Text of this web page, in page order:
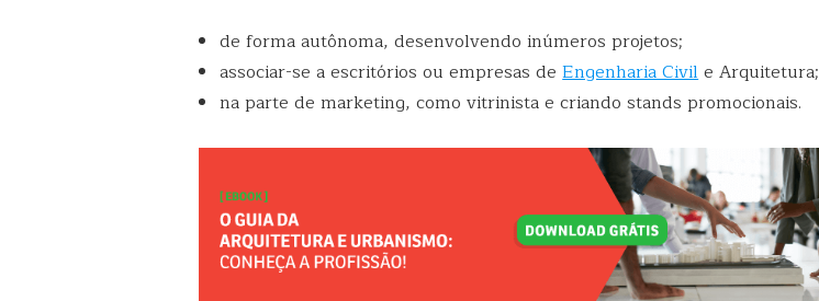
de forma autônoma, desenvolvendo inúmeros projetos;
associar-se a escritórios ou empresas deEngenharia Civile Arquitetura;
na parte de marketing, como vitrinista e criando stands promocionais.